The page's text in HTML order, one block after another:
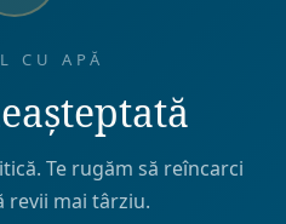
CU APĂ
Te rugăm să reîncarci
revii mai târziu.